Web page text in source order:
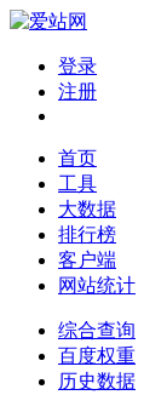
登录
注册
首页
工具
大数据
排行榜
客户端
网站统计
综合查询
百度权重
历史数据